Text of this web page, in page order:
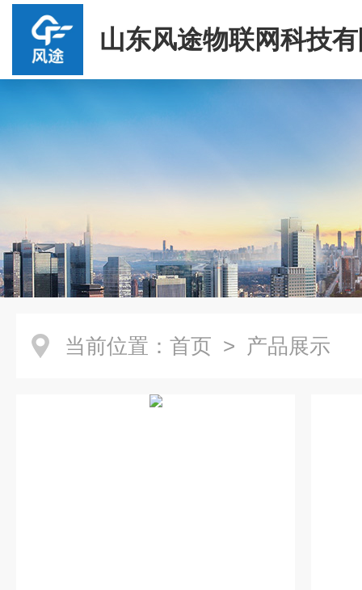
山东风途物联网科技
当前位置： 首页 > 产品展示